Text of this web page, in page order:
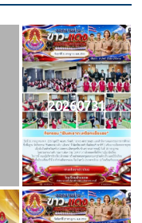
20260731